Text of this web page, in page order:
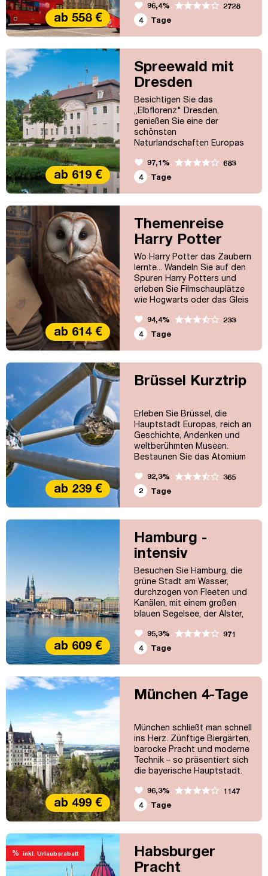
Gegensätze. Lassen auch Sie
sich vom Flair der britischen
Hauptstadt berauschen:
Bummeln Sie durch das
elegante „West End" oder
über Einkaufsstraßen wie
Oxford Street oder Regent
Street oder nutzen Sie die
ab 558 €
favorite 96,4%
2728
4
Tage
Spreewald mit
Dresden
Besichtigen Sie das
„Elbflorenz" Dresden,
genießen Sie eine der
schönsten
Naturlandschaften Europas
die herrliche
Lagunenlandschaft des
Spreewaldes und bummeln
Sie durch die zauberhafte
Altstadt von Cottbus.
ab 619 €
favorite 97,1%
683
4
Tage
Themenreise
Harry Potter
Wo Harry Potter das Zaubern
lernte... Wandeln Sie auf den
Spuren Harry Potters und
erleben Sie Filmschauplätze
wie Hogwarts oder das Gleis
ab 614 €
favorite 94,4%
233
4
Tage
Brüssel Kurztrip
Erleben Sie Brüssel, die
Hauptstadt Europas, reich an
Geschichte, Andenken und
weltberühmten Museen.
Bestaunen Sie das Atomium
imposanten Grand Place, der
zum UNESCO Weltkulturerbe
zählt.
ab 239 €
favorite 92,3%
365
2
Tage
Hamburg -
intensiv
Besuchen Sie Hamburg, die
grüne Stadt am Wasser,
durchzogen von Fleeten und
Kanälen, mit einem großen
blauen Segelsee, der Alster,
das turbulente Treiben im
zweitgrößten Hafen Europas,
schlendern Sie vorbei an den
St. Pauli Landungsbrücken
und versäumen Sie es nicht,
die hundertjährige
Speicherstadt mit ihren
ab 609 €
favorite 95,3%
971
4
Tage
München 4-Tage
München schließt man schnell
ins Herz. Zünftige Biergärten,
barocke Pracht und moderne
Technik – so präsentiert sich
die bayerische Hauptstadt.
Museum, schlendern Sie
durch den Englischen Garten
oder unternehmen Sie einen
Shopping-Bummel.
ab 499 €
favorite 96,3%
1147
4
Tage
% inkl. Urlaubsrabatt
Habsburger
Pracht